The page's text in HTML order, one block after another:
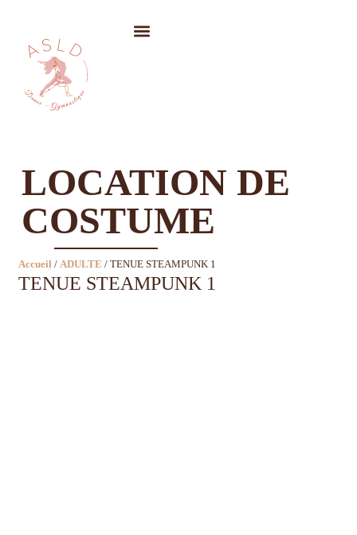
LOCATION DE
COSTUME
Accueil / ADULTE / TENUE STEAMPUNK 1
TENUE STEAMPUNK 1